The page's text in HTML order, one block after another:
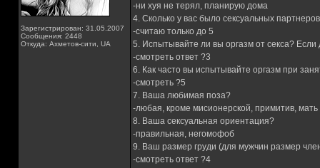
Зарегистрирован: 31.05.2007
Сообщения: 2448
Откуда: Ахметов-сити, UA
-ни хуя не терял, планирую дома
4. Сколько у вас было сексуальных
-считаю только до 5
5. Испытывайте ли вы оргазм от секса?
-смотреть ответ ?3
6. Как часто вы испытывайте оргазм при
-смотреть ?5
7. Ваша любимая поза?
-любая, кроме мисионерской, примитив, мать
8. Ваша сексуальная ориентация?
-правильная, негомофоб
9. Ваш размер груди (для мужчин размер
-смотреть ответ ?4